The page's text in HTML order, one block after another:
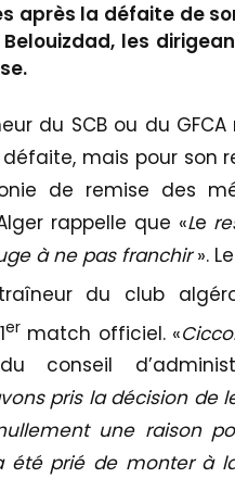
après la défaite de
les
du SCB ou du
mais pour son
de remise des
rappelle que «Le
à ne pas franchir».
du club
er match officiel. «
conseil
pris la décision de
une raison
été prié de monter à